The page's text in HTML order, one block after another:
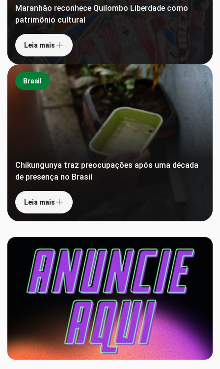
Maranhão reconhece Quilombo Liberdade como
patrimônio cultural
Leia mais
Brasil
Chikungunya traz preocupações após uma década
de presença no Brasil
Leia mais